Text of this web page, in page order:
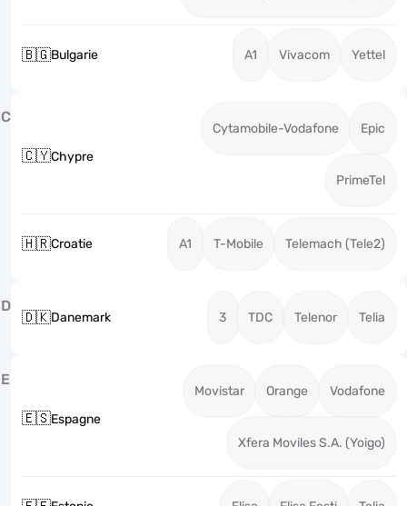
🇧🇬Bulgarie A1 Vivacom Yettel
C
🇨🇾Chypre
Cytamobile-Vodafone Epic
PrimeTel
🇭🇷Croatie A1 T-Mobile Telemach (Tele2)
D
🇩🇰Danemark 3 TDC Telenor Telia
E
🇪🇸Espagne
Movistar Orange Vodafone
Xfera Moviles S.A. (Yoigo)